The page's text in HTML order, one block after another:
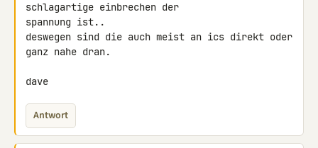
schlagartige einbrechen der
spannung ist..
deswegen sind die auch meist an ics direkt oder
ganz nahe dran.
dave
Antwort